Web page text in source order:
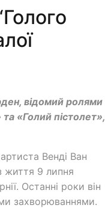
відомий ролями
«Голий пістолет»,
Венді Ван
життя 9 липня
Останні роки він
захворюваннями.